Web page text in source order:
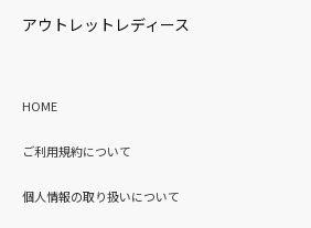
アウトレットレディース
HOME
ご利用規約について
個人情報の取り扱いについて